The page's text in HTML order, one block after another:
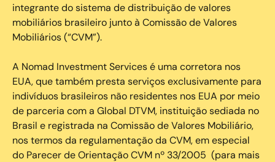
integrante do sistema de distribuição de valores
mobiliários brasileiro junto à Comissão de Valores
Mobiliários (“CVM”).
‍A Nomad Investment Services é uma corretora nos
EUA, que também presta serviços exclusivamente para
indivíduos brasileiros não residentes nos EUA por meio
de parceria com a Global DTVM, instituição sediada no
Brasil e registrada na Comissão de Valores Mobiliário,
nos termos da regulamentação da CVM, em especial
do Parecer de Orientação CVM nº 33/2005 (para mais